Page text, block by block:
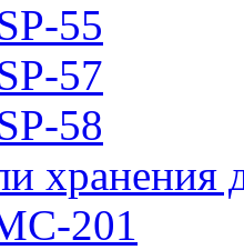
55
57
58
хранения
201